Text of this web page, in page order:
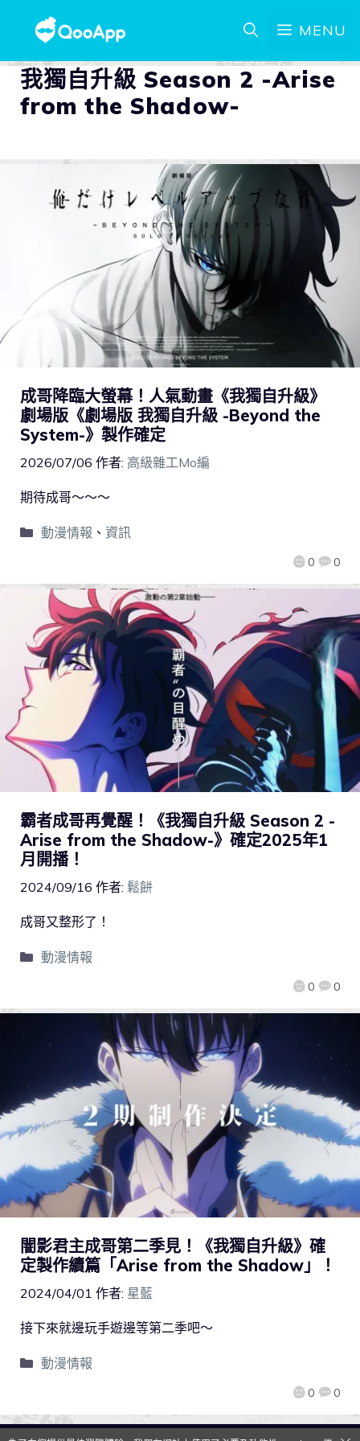
MENU
我獨自升級 Season 2 -Arise
from the Shadow-
成哥降臨大螢幕！人氣動畫《我獨自升級》
劇場版《劇場版 我獨自升級 -Beyond the
System-》製作確定
2026/07/06 作者: 高級雜工Mo編
0 0
期待成哥～～～
動漫情報 、 資訊
霸者成哥再覺醒！《我獨自升級 Season 2 -
Arise from the Shadow-》確定2025年1
月開播！
2024/09/16 作者: 鬆餅
0 0
成哥又整形了！
動漫情報
闇影君主成哥第二季見！《我獨自升級》確
定製作續篇「Arise from the Shadow」！
2024/04/01 作者: 星藍
0 0
接下來就邊玩手遊邊等第二季吧～
動漫情報